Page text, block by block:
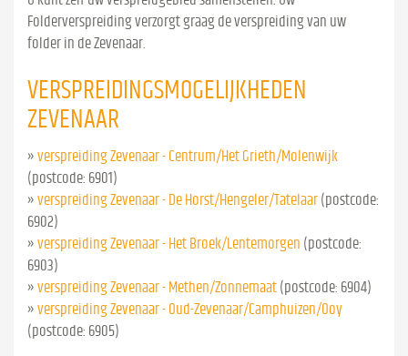
Folderverspreiding verzorgt graag de verspreiding van uw
folder in de Zevenaar.
VERSPREIDINGSMOGELIJKHEDEN
ZEVENAAR
» verspreiding Zevenaar - Centrum/Het Grieth/Molenwijk
(postcode: 6901)
» verspreiding Zevenaar - De Horst/Hengeler/Tatelaar (postcode:
6902)
» verspreiding Zevenaar - Het Broek/Lentemorgen (postcode:
6903)
» verspreiding Zevenaar - Methen/Zonnemaat (postcode: 6904)
» verspreiding Zevenaar - Oud-Zevenaar/Camphuizen/Ooy
(postcode: 6905)